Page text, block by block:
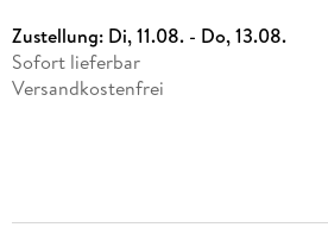
Zustellung: Di, 11.08. - Do, 13.08.
Sofort lieferbar
Versandkostenfrei